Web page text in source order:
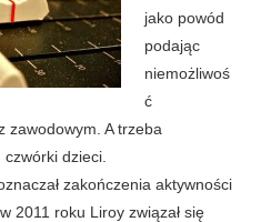
jako powód
podając
niemożliwoś
ć
zawodowym. A trzeba
dzieci.
zakończenia aktywności
2011 roku Liroy związał się